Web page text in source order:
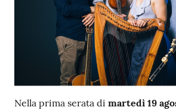
Nella prima serata di martedì 19